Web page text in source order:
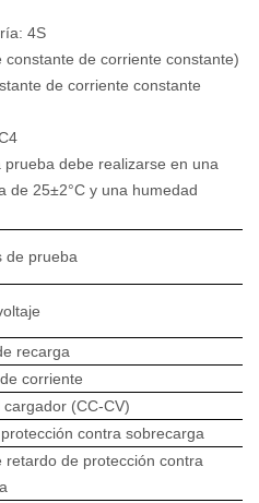
4S
de corriente constante)
de corriente constante
prueba debe realizarse en una
de 25±2°C y una humedad
de prueba
recarga
corriente
cargador (CC-CV)
contra sobrecarga
retardo de protección contra